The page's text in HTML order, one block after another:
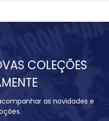
COLEÇÕES
as novidades e